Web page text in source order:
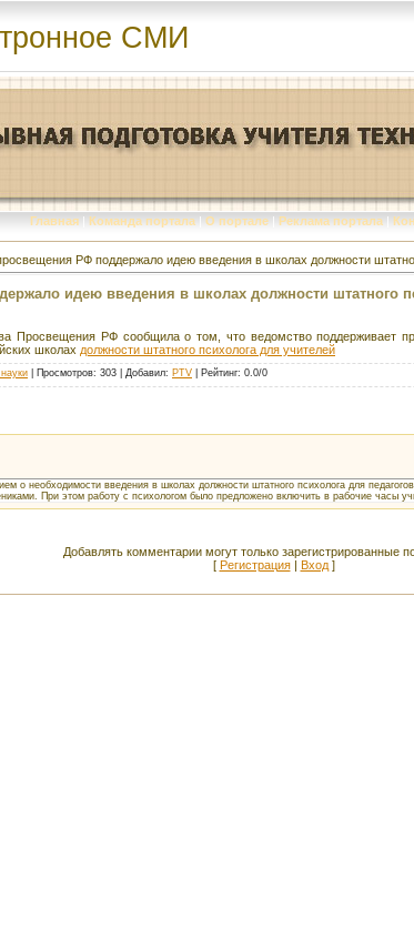
СМИ
Главная | Команда портала | О портале | Реклама портала |
РФ поддержало идею введения в школах должности
идею введения в школах должности штатного
Просвещения РФ сообщила о том, что ведомство поддерживает
школах должности штатного психолога для учителей
Просмотров: 303 | Добавил: PTV Рейтинг: 0.0/0
о необходимости введения в школах должности штатного психолога для
При этом работу с психологом было предложено включить в рабочие часы
Добавлять комментарии могут только зарегистрированные
[ Регистрация| Вход]